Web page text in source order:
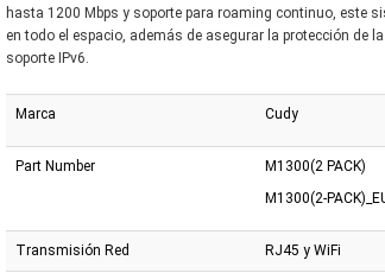
hasta 1200 Mbps y soporte para roaming continuo, este
en todo el espacio, además de asegurar la protección de
soporte IPv6.
Marca Cudy
Part Number
M1300(2 PACK)
M1300(2-
Transmisión Red RJ45 y WiFi